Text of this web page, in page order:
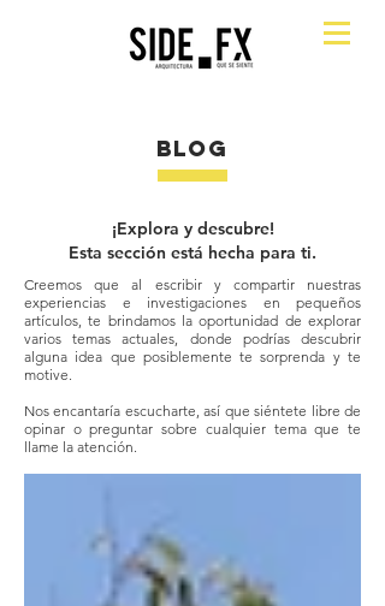
BLOG
¡Explora y descubre!
Esta sección está hecha para ti.
Creemos que al escribir y compartir nuestras
experiencias e investigaciones en pequeños
artículos, te brindamos la oportunidad de explorar
varios temas actuales, donde podrías descubrir
alguna idea que posiblemente te sorprenda y te
motive.
Nos encantaría escucharte, así que siéntete libre de
opinar o preguntar sobre cualquier tema que te
llame la atención.